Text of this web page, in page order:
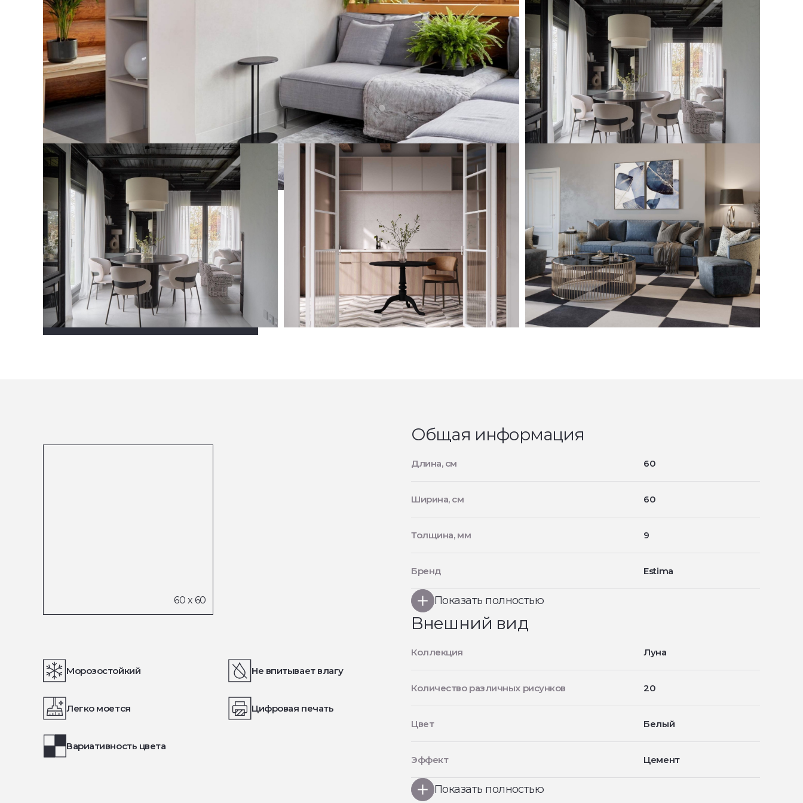
Посмотреть все проекты
Морозостойкий Не впитывает влагу
Легко моется Цифровая печать
Вариативность цвета
Общая информация
Длина, см 60
Ширина, см 60
Толщина, мм 9
Бренд Estima
Показать полностью
Внешний вид
Коллекция Луна
Количество различных рисунков 20
Цвет Белый
Эффект Цемент
Показать полностью